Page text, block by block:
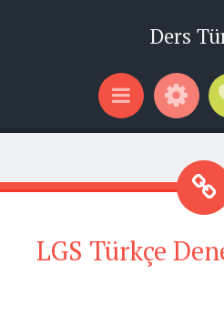
Ders
Menu
LGS Türkçe